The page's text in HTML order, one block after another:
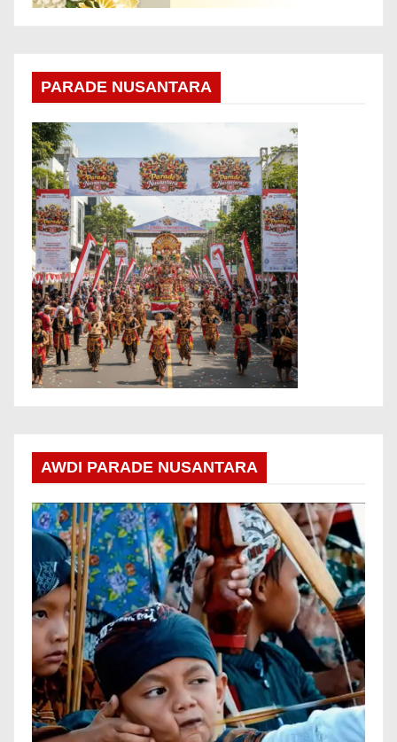
PARADE NUSANTARA
AWDI PARADE NUSANTARA